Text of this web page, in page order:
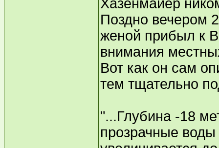
Хазенмайер
Поздно вечером
женой прибыл к
внимания
Вот как он сам
тем тщательно
"...Глубина -18
прозрачные